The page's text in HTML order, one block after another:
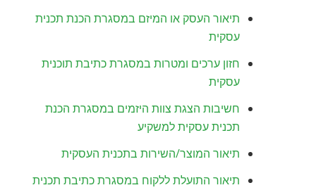
תיאור העסק או המיזם במסגרת הכנת תכנית
עסקית
חזון ערכים ומטרות במסגרת כתיבת תוכנית
עסקית
חשיבות הצגת צוות היזמים במסגרת הכנת
תכנית עסקית למשקיע
תיאור המוצר/השירות בתכנית העסקית
תיאור התועלת ללקוח במסגרת כתיבת תכנית